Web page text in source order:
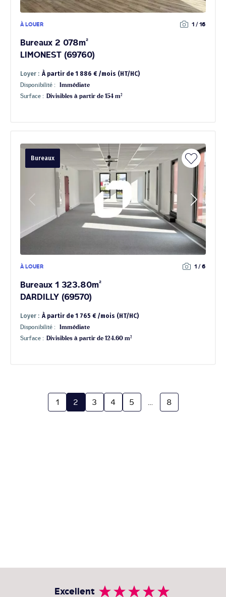
À LOUER 1 / 16
Bureaux 2 078m²
LIMONEST (69760)
Loyer : À partir de 1 886 € /mois (HT/HC)
Disponibilité :
Immédiate
Surface : Divisibles à partir de 154 m²
Bureaux
À LOUER 1 / 6
Bureaux 1 323.80m²
DARDILLY (69570)
Loyer : À partir de 1 765 € /mois (HT/HC)
Disponibilité :
Immédiate
Surface : Divisibles à partir de 124.60 m²
1 2 3 4 5 8
Excellent